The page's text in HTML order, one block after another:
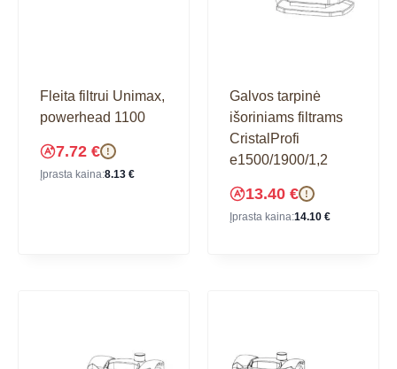
Fleita filtrui Unimax,
powerhead 1100
7.72 € !
Įprasta kaina:8.13 €
Galvos tarpinė
išoriniams filtrams
CristalProfi
e1500/1900/1,2
13.40 € !
Įprasta kaina:14.10 €